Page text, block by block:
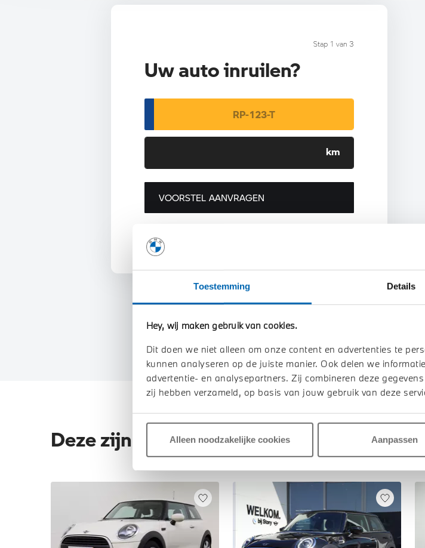
Toestemming Details
Hey, wij maken gebruik van cookies.
Dit doen we niet alleen om onze content en advertenties te
kunnen analyseren op de juiste manier. Ook delen we
advertentie- en analysepartners. Zij combineren deze
zij hebben verzameld, op basis van jouw gebruik van deze
Alleen noodzakelijke cookies Aanpassen
Stap 1 van 3
Uw auto inruilen?
VOORSTEL AANVRAGEN
Deze zijn vergelijkbaar